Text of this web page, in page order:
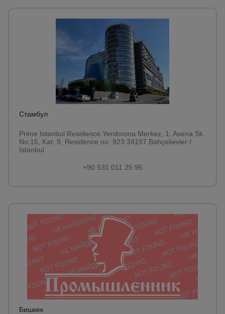
Стамбул
Prime Istanbul Residence Yenibosna Merkez, 1. Asena Sk.
No:15, Kat: 9, Residence no: 923 34197 Bahçelievler /
İstanbul
+90 531 011 25 95
Бишкек